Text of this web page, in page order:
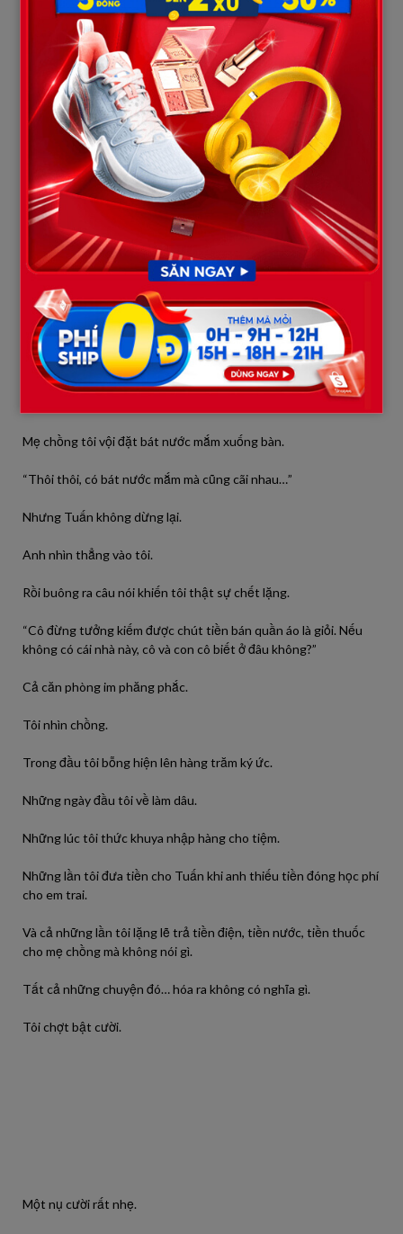
Tuấn không trả lời ngay.
Anh nhìn mẹ mình.
Rồi quay sang tôi.
“Cô thấy chưa? Mẹ tôi già rồi mà vẫn phải phục vụ cô.”
Tôi sững người.
“Anh nói vậy là sao?”
Tuấn cười lạnh.
“Cô nghĩ mình là ai? Là bà chủ trong cái nhà này à?”
Tôi cảm thấy cổ họng mình nghẹn lại.
Bảy năm làm dâu.
Tôi chưa từng nghĩ có ngày chồng mình nói với mình như vậy.
Mẹ chồng tôi vội đặt bát nước mắm xuống bàn.
“Thôi thôi, có bát nước mắm mà cũng cãi nhau…”
Nhưng Tuấn không dừng lại.
Anh nhìn thẳng vào tôi.
Rồi buông ra câu nói khiến tôi thật sự chết lặng.
“Cô đừng tưởng kiếm được chút tiền bán quần áo là giỏi. Nếu
không có cái nhà này, cô và con cô biết ở đâu không?”
Cả căn phòng im phăng phắc.
Tôi nhìn chồng.
Trong đầu tôi bỗng hiện lên hàng trăm ký ức.
Những ngày đầu tôi về làm dâu.
Những lúc tôi thức khuya nhập hàng cho tiệm.
Những lần tôi đưa tiền cho Tuấn khi anh thiếu tiền đóng học phí
cho em trai.
Và cả những lần tôi lặng lẽ trả tiền điện, tiền nước, tiền thuốc
cho mẹ chồng mà không nói gì.
Tất cả những chuyện đó… hóa ra không có nghĩa gì.
Tôi chợt bật cười.
Một nụ cười rất nhẹ.